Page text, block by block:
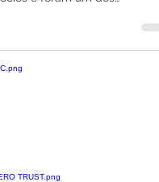
e foram um dos